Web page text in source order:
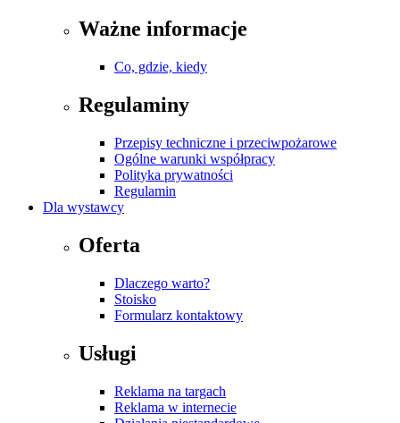
Ważne informacje
Co, gdzie, kiedy
Regulaminy
Przepisy techniczne i przeciwpożarowe
Ogólne warunki współpracy
Polityka prywatności
Regulamin
Dla wystawcy
Oferta
Dlaczego warto?
Stoisko
Formularz kontaktowy
Usługi
Reklama na targach
Reklama w internecie